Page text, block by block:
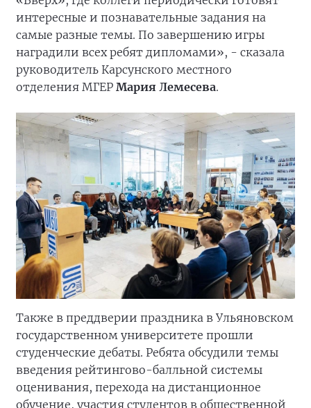
интересные и познавательные задания на
самые разные темы. По завершению игры
наградили всех ребят дипломами», - сказала
руководитель Карсунского местного
отделения МГЕР Мария Лемесева.
Также в преддверии праздника в Ульяновском
государственном университете прошли
студенческие дебаты. Ребята обсудили темы
введения рейтингово-балльной системы
оценивания, перехода на дистанционное
обучение, участия студентов в общественной